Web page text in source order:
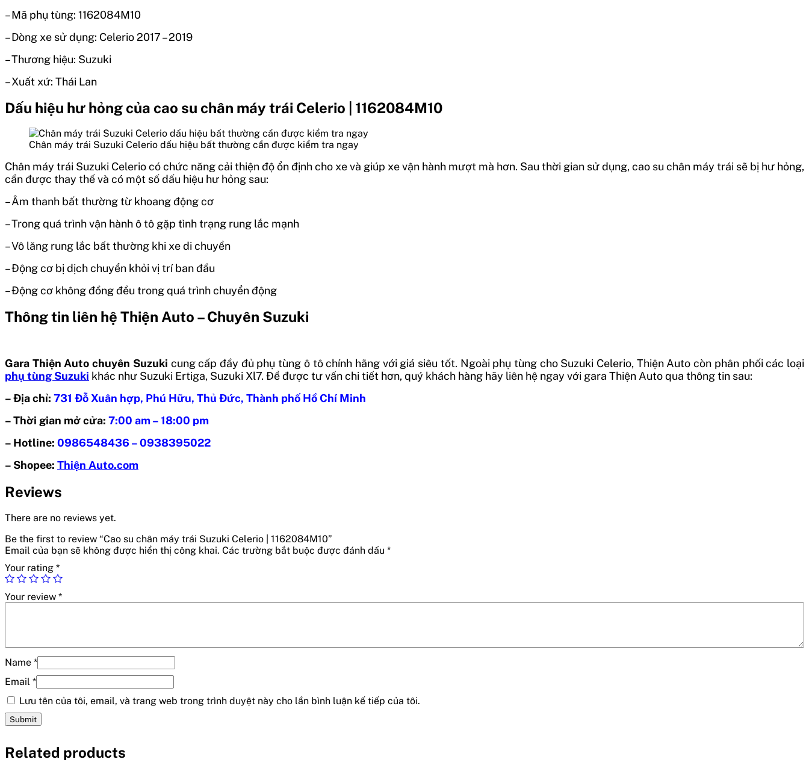
– Mã phụ tùng: 1162084M10
– Dòng xe sử dụng: Celerio 2017 – 2019
– Thương hiệu: Suzuki
– Xuất xứ: Thái Lan
Dấu hiệu hư hỏng của cao su chân máy trái Celerio | 1162084M10
Chân máy trái Suzuki Celerio dấu hiệu bất thường cần được kiểm tra ngay
Chân máy trái Suzuki Celeriocó chức năngcải thiện độ ổn định cho xe và giúp xe vận hành mượt mà hơn. Sau thời gian sử dụng, cao su chân máy trái sẽ bị hư hỏng,
cần được thay thế và có một số dấu hiệu hư hỏng sau:
– Âm thanh bất thường từ khoang động cơ
– Trong quá trình vận hành ô tô gặp tình trạng rung lắc mạnh
– Vô lăng rung lắc bất thường khi xe di chuyển
– Động cơ bị dịch chuyển khỏi vị trí ban đầu
– Động cơ không đồng đều trong quá trình chuyển động
Thông tin liên hệ Thiện Auto – Chuyên Suzuki
Gara Thiện Auto chuyên Suzuki cung cấp đầy đủ phụ tùng ô tô chính hãng với giá siêu tốt. Ngoài phụ tùng cho Suzuki Celerio, Thiện Auto còn phân phối các loại
phụ tùng Suzuki khác như Suzuki Ertiga, Suzuki Xl7. Để được tư vấn chi tiết hơn, quý khách hàng hãy liên hệ ngay với gara Thiện Auto qua thông tin sau:
– Địa chỉ: 731 Đỗ Xuân hợp, Phú Hữu, Thủ Đức, Thành phố Hồ Chí Minh
– Thời gian mở cửa: 7:00 am – 18:00 pm
– Hotline: 0986548436 – 0938395022
– Shopee: Thiện Auto.com
Reviews
There are no reviews yet.
Be the first to review “Cao su chân máy trái Suzuki Celerio | 1162084M10”
Email của bạn sẽ không được hiển thị công khai. Các trường bắt buộc được đánh dấu *
Your rating *
Your review *
Name *
Email *
Lưu tên của tôi, email, và trang web trong trình duyệt này cho lần bình luận kế tiếp của tôi.
Related products